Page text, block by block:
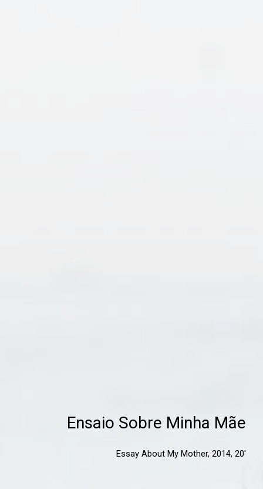
Ensaio Sobre Minha Mãe
Essay About My Mother, 2014, 20'